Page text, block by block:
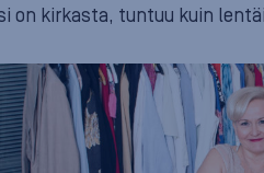
on kirkasta, tuntuu kuin